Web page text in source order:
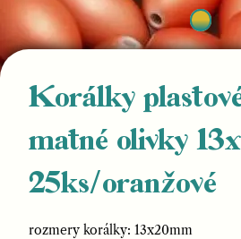
Korálky
matné olivky
25ks/oranžové
rozmery korálky: 13x20mm